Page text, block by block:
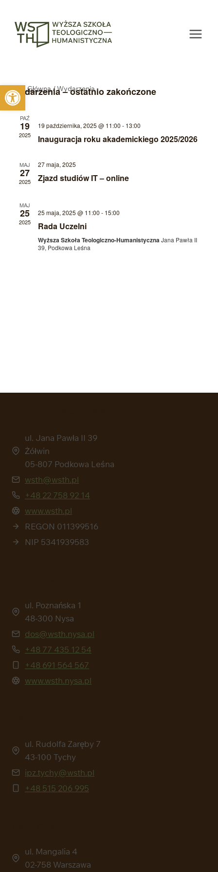
treści
Strona Główna /Wydarzenia
Wydarzenia – ostatnio zakończone
PAŹ
19
2025
19 października, 2025 @ 11:00 - 13:00
Inauguracja roku akademickiego 2025/2026
MAJ
27
2025
27 maja, 2025
Zjazd studiów IT – online
MAJ
25
2025
25 maja, 2025 @ 11:00 - 15:00
Rada Uczelni
Wyższa Szkoła Teologiczno-HumanistycznaJana Pawła II
39, Podkowa Leśna
ul. Jana Pawła II 39
Żółwin
05-807 Podkowa Leśna
wsth@wsth.pl
+48 22 758 92 14
www.wsth.pl
REGON 011399516
NIP 5341939583
ul. Poznańska 1
48-300 Nysa
dos@wsth.nysa.pl
+48 77 435 12 54
+48 691 564 567
www.wsth.nysa.pl
ul. Rudolfa Zaręby 7
43-100 Tychy
ipz.tychy@wsth.pl
+48 515 206 995
ul. Mangalia 4
02-758 Warszawa
Otwórz pasek narzędzi